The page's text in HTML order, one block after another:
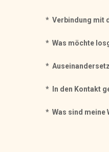
* Verbindung mit
* Was möchte
*
* In den Kontakt
* Was sind meine